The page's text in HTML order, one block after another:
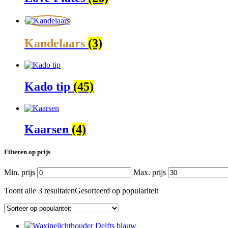
Kandelaars (3)
Kado tip (45)
Kaarsen (4)
Filteren op prijs
Min. prijs Max. prijs
Toont alle 3 resultatenGesorteerd op populariteit